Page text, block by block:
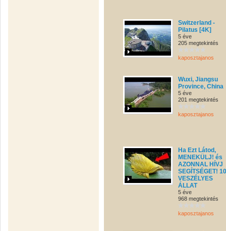
Switzerland -
Pilatus [4K]
5 éve
205 megtekintés
kaposztajanos
Wuxi, Jiangsu
Province, China
5 éve
201 megtekintés
kaposztajanos
Ha Ezt Látod,
MENEKÜLJ! és
AZONNAL HÍVJ
SEGÍTSÉGET! 10
VESZÉLYES
ÁLLAT
5 éve
968 megtekintés
kaposztajanos